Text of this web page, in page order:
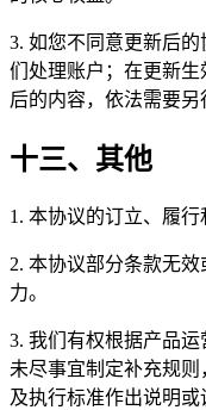
3. 如您不同意更新后
们处理账户；在更新
后的内容，依法需要另
十三、其他
1. 本协议的订立、履行
2. 本协议部分条款无
力。
3. 我们有权根据产品
未尽事宜制定补充规
及执行标准作出说明